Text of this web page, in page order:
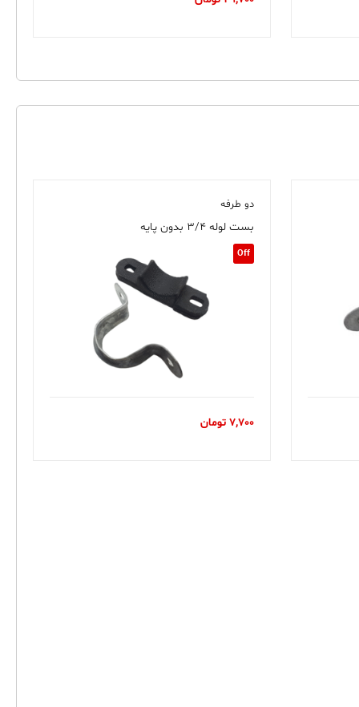
دو طرفه
بست لوله ۳/۴ بدون پایه
Off
7,700 تومان